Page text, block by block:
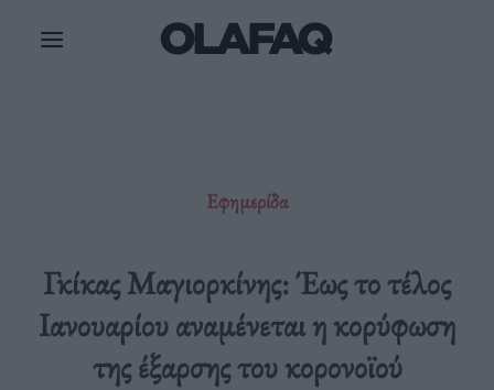
Εφημερίδα
Γκίκας Μαγιορκίνης: Έως το τέλος
Ιανουαρίου αναμένεται η κορύφωση
της έξαρσης του κορονοϊού